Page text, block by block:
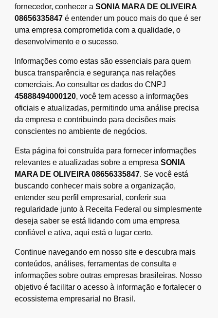
fornecedor, conhecer a SONIA MARA DE OLIVEIRA
08656335847 é entender um pouco mais do que é ser
uma empresa comprometida com a qualidade, o
desenvolvimento e o sucesso.
Informações como estas são essenciais para quem
busca transparência e segurança nas relações
comerciais. Ao consultar os dados do CNPJ
45888494000120, você tem acesso a informações
oficiais e atualizadas, permitindo uma análise precisa
da empresa e contribuindo para decisões mais
conscientes no ambiente de negócios.
Esta página foi construída para fornecer informações
relevantes e atualizadas sobre a empresa SONIA
MARA DE OLIVEIRA 08656335847. Se você está
buscando conhecer mais sobre a organização,
entender seu perfil empresarial, conferir sua
regularidade junto à Receita Federal ou simplesmente
deseja saber se está lidando com uma empresa
confiável e ativa, aqui está o lugar certo.
Continue navegando em nosso site e descubra mais
conteúdos, análises, ferramentas de consulta e
informações sobre outras empresas brasileiras. Nosso
objetivo é facilitar o acesso à informação e fortalecer o
ecossistema empresarial no Brasil.